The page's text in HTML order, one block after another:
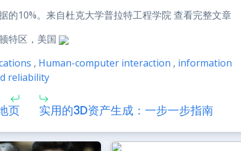
的10%。来自杜克大学普拉特工程学院 查看完整文章
特区，美国
, Human-computer interaction , information
reliability
页 实用的3D资产生成：一步一步指南